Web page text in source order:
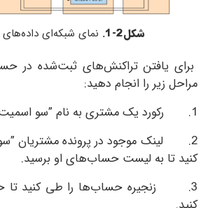
نمای شبکه‌ای داده‌های حساب
یافتن تراکنش‌های ثبت‌شده در حساب پول
زیر را انجام دهید:
موجود در پرونده مشتریان ”سو اسمیت“
تا به لیست حساب‌های او برسید.
حساب‌ها را طی کنید تا حساب